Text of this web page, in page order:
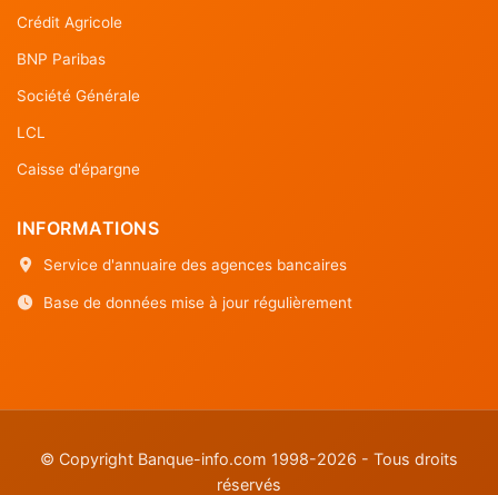
Crédit Agricole
BNP Paribas
Société Générale
LCL
Caisse d'épargne
INFORMATIONS
Service d'annuaire des agences bancaires
Base de données mise à jour régulièrement
© Copyright Banque-info.com 1998-2026 - Tous droits
réservés